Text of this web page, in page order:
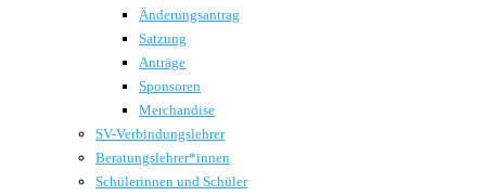
Änderungsantrag
Satzung
Anträge
Sponsoren
Merchandise
SV-Verbindungslehrer
Beratungslehrer*innen
Schülerinnen und Schüler